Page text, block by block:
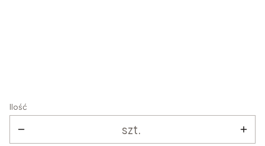
Ilość
szt.